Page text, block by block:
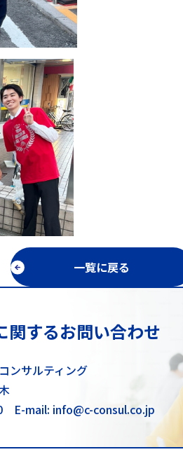
一覧に戻る
関するお問い合わせ
ンサルティング
E-mail: info@c-consul.co.jp